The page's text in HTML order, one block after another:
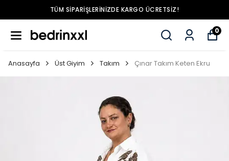
TÜM SIPARIŞLERINIZDE KARGO ÜCRETSIZ!
0
Anasayfa Üst Giyim Takım Çınar Takım Keten Ekru